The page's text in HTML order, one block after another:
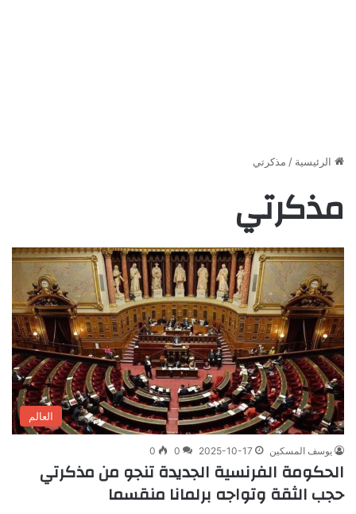
الرئيسية / مذكرتي
مذكرتي
العالم
يوسف المسكين 2025-10-17
0
0
الحكومة الفرنسية الجديدة تنجو من مذكرتي
حجب الثقة وتواجه برلمانا منقسما